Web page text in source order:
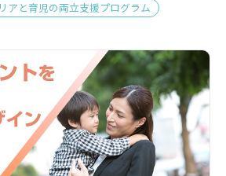
アと育児の両立支援プログラム